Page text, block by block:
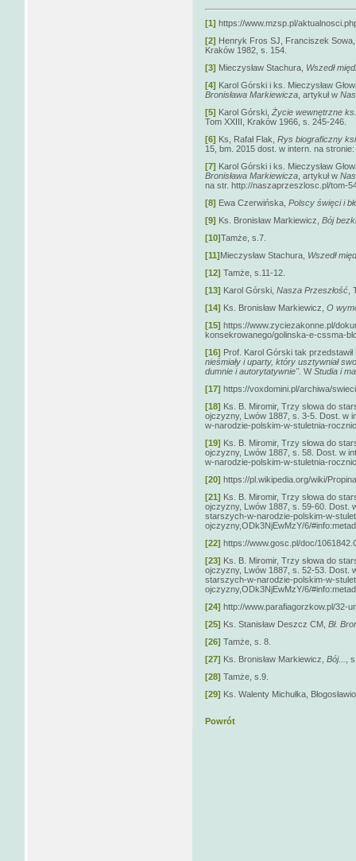
[1] https://www.mzsp.pl/
[2] Henryk Fros SJ, Franciszek
Kraków 1982, s. 154.
[3] Mieczysław Stachura, Wszedł
[4] Karol Górski i ks. Mieczysław
Bronisława Markiewicza , artykuł w
[5] Karol Górski, Życie wewnętrzne
Tom XXIII, Kraków 1966, s. 245-246.
[6] Ks, Rafał Flak, Rys biograficzny
15, bm. 2015 dost. w intern. na
[7] Karol Górski i ks. Mieczysław
Bronisława Markiewicza , artykuł w
na str. http://naszaprzeszlosc.pl/tom-
[8] Ewa Czerwińska, Polscy święci i
[9] Ks. Bronisław Markiewicz, Bój
[10]Tamże, s.7.
[11]Mieczysław Stachura, Wszedł
[12] Tamże, s.11-12.
[13] Karol Górski, Nasza Przeszłość
[14] Ks. Bronisław Markiewicz, O
[15] https://www.zyciezakonne.pl/
konsekrowanego/golinska-e-cssma-
[16] Prof. Karol Górski tak
nieśmiały i uparty, który usztywniał
dumnie i autorytatywnie". W Studia i
[17] https://voxdomini.pl/archiwa/
[18] Ks. B. Miromir, Trzy słowa do
ojczyzny, Lwów 1887, s. 3-5. Dost. w
w-narodzie-polskim-w-stuletnia-
[19] Ks. B. Miromir, Trzy słowa do
ojczyzny, Lwów 1887, s. 58. Dost. w
w-narodzie-polskim-w-stuletnia-
[20] https://pl.wikipedia.org/wiki/
[21] Ks. B. Miromir, Trzy słowa do
ojczyzny, Lwów 1887, s. 59-60. Dost.
starszych-w-narodzie-polskim-w-
ojczyzny,ODk3NjEwMzY/6/
[22] https://www.gosc.pl/doc/
[23] Ks. B. Miromir, Trzy słowa do
ojczyzny, Lwów 1887, s. 52-53. Dost.
starszych-w-narodzie-polskim-w-
ojczyzny,ODk3NjEwMzY/6/
[24] http://www.parafiagorzkow.pl/32-
[25] Ks. Stanisław Deszcz CM, Bł.
[26] Tamże, s. 8.
[27] Ks. Bronisław Markiewicz, Bój...
,
[28] Tamże, s.9.
[29] Ks. Walenty Michułka,
Powrót